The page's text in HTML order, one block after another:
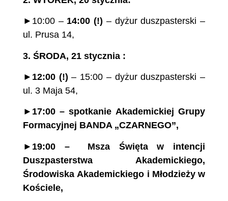
►10:00 – 14:00 (!) – dyżur duszpasterski –
ul. Prusa 14,
3. ŚRODA, 21 stycznia :
► 12:00 (!) – 15:00 – dyżur duszpasterski –
ul. 3 Maja 54,
► 17:00 – spotkanie Akademickiej Grupy
Formacyjnej BANDA „CZARNEGO”,
► 19:00 – Msza Święta
w intencji
Duszpasterstwa
Akademickiego,
Środowiska Akademickiego i Młodzieży w
Kościele,